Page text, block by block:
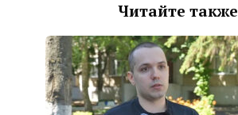
Читайте также